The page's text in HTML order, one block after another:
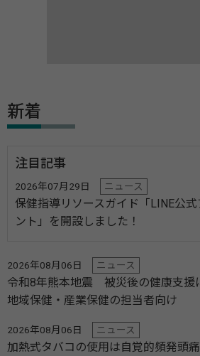
新着
注目記事
2026年07月29日 ニュース
保健指導リソースガイド「LINE公式
ント」を開設しました！
2026年08月06日 ニュース
令和8年熊本地震 被災後の健康支援
地域保健・産業保健の担当者向け
2026年08月06日 ニュース
加熱式タバコの使用は自覚的頻発頭